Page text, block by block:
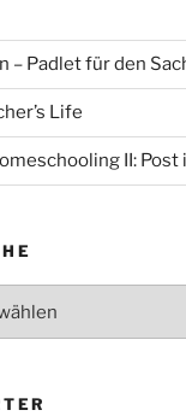
– Padlet für den
Life
II: Post